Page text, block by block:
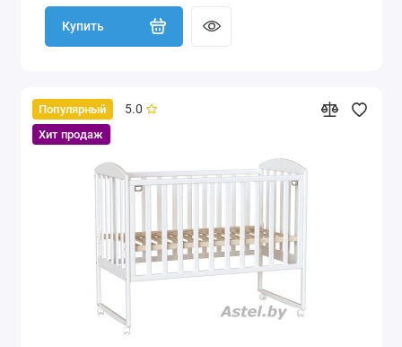
Купить
Популярный
Хит продаж
5.0